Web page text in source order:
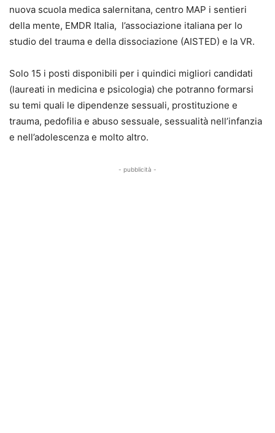
nuova scuola medica salernitana, centro MAP i sentieri
della mente, EMDR Italia, l’associazione italiana per lo
studio del trauma e della dissociazione (AISTED) e la VR.
Solo 15 i posti disponibili per i quindici migliori candidati
(laureati in medicina e psicologia) che potranno formarsi
su temi quali le dipendenze sessuali, prostituzione e
trauma, pedofilia e abuso sessuale, sessualità nell’infanzia
e nell’adolescenza e molto altro.
- pubblicità -